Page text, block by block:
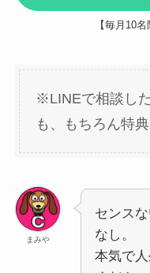
【毎月10
※LINEで相談し
も、もちろん特
まみや
センス
なし。
本気で